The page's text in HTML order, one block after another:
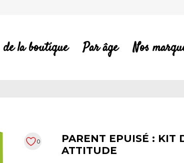
la boutique Par âge Nos
0
PARENT EPUISÉ : KIT
ATTITUDE